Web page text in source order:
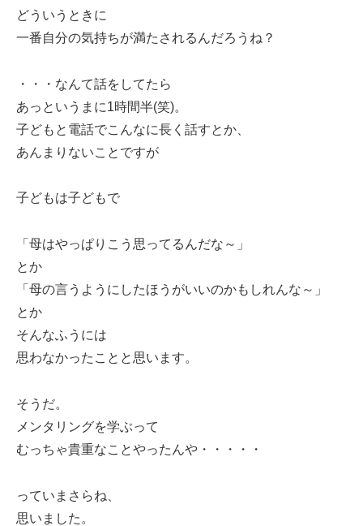
どういうときに
一番自分の気持ちが満たされるんだろうね？
・・・なんて話をしてたら
あっというまに1時間半(笑)。
子どもと電話でこんなに長く話すとか、
あんまりないことですが
子どもは子どもで
「母はやっぱりこう思ってるんだな～」
とか
「母の言うようにしたほうがいいのかもしれんな～」
とか
そんなふうには
思わなかったことと思います。
そうだ。
メンタリングを学ぶって
むっちゃ貴重なことやったんや・・・・・
っていまさらね、
思いました。